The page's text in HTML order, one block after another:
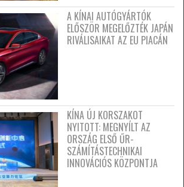
A KÍNAI AUTÓGYÁRTÓK
ELŐSZÖR MEGELŐZTÉK JAPÁN
RIVÁLISAIKAT AZ EU PIACÁN
KÍNA ÚJ KORSZAKOT
NYITOTT: MEGNYÍLT AZ
ORSZÁG ELSŐ ŰR-
SZÁMÍTÁSTECHNIKAI
INNOVÁCIÓS KÖZPONTJA